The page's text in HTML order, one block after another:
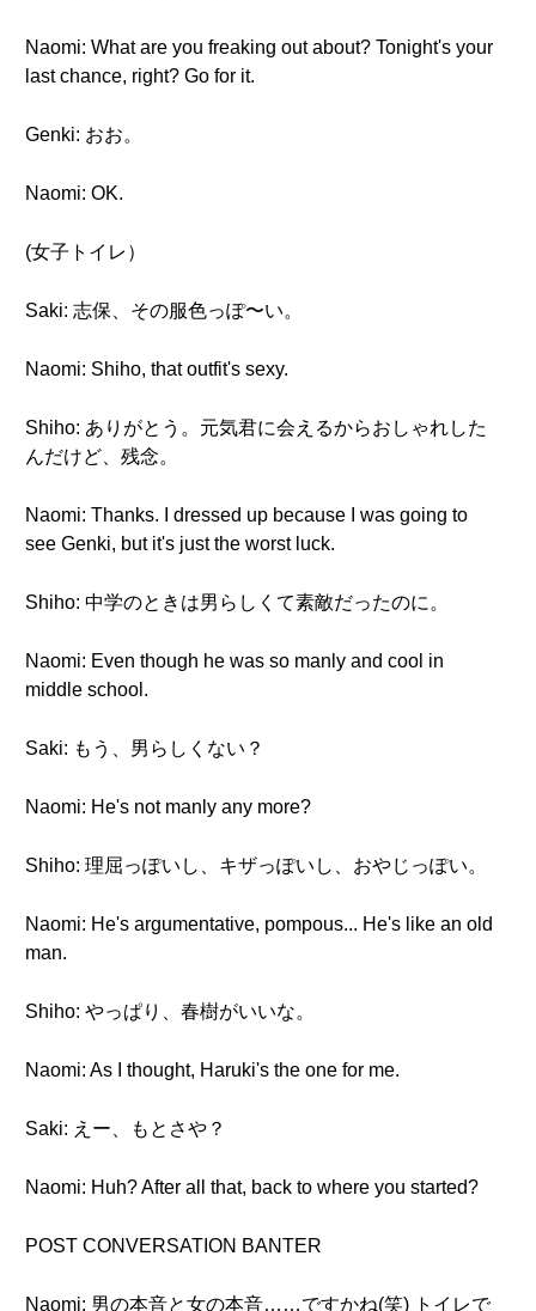
Naomi: What are you freaking out about? Tonight's your
last chance, right? Go for it.
Genki: おお。
Naomi: OK.
(女子トイレ）
Saki: 志保、その服色っぽ〜い。
Naomi: Shiho, that outfit's sexy.
Shiho: ありがとう。元気君に会えるからおしゃれした
んだけど、残念。
Naomi: Thanks. I dressed up because I was going to
see Genki, but it's just the worst luck.
Shiho: 中学のときは男らしくて素敵だったのに。
Naomi: Even though he was so manly and cool in
middle school.
Saki: もう、男らしくない？
Naomi: He's not manly any more?
Shiho: 理屈っぽいし、キザっぽいし、おやじっぽい。
Naomi: He's argumentative, pompous... He's like an old
man.
Shiho: やっぱり、春樹がいいな。
Naomi: As I thought, Haruki's the one for me.
Saki: えー、もとさや？
Naomi: Huh? After all that, back to where you started?
POST CONVERSATION BANTER
Naomi: 男の本音と女の本音……ですかね(笑) トイレで